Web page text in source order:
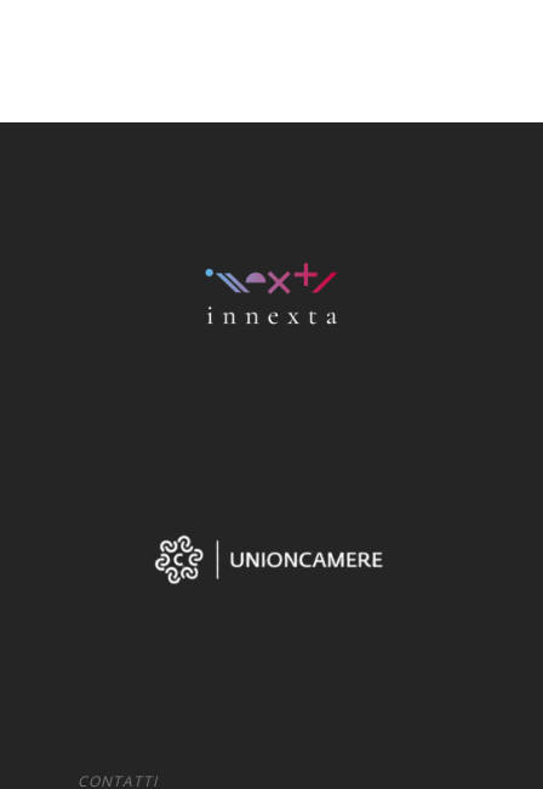
CONTATTI
Portale Agevolazioni